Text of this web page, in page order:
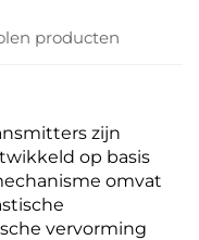
producten
zijn
op basis
omvat
vervorming